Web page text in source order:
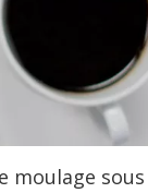
moulage